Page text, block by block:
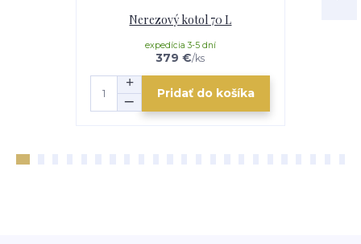
Nerezový kotol 70 L
379 €/ks
expedícia 3-5 dní
Pridať do košíka